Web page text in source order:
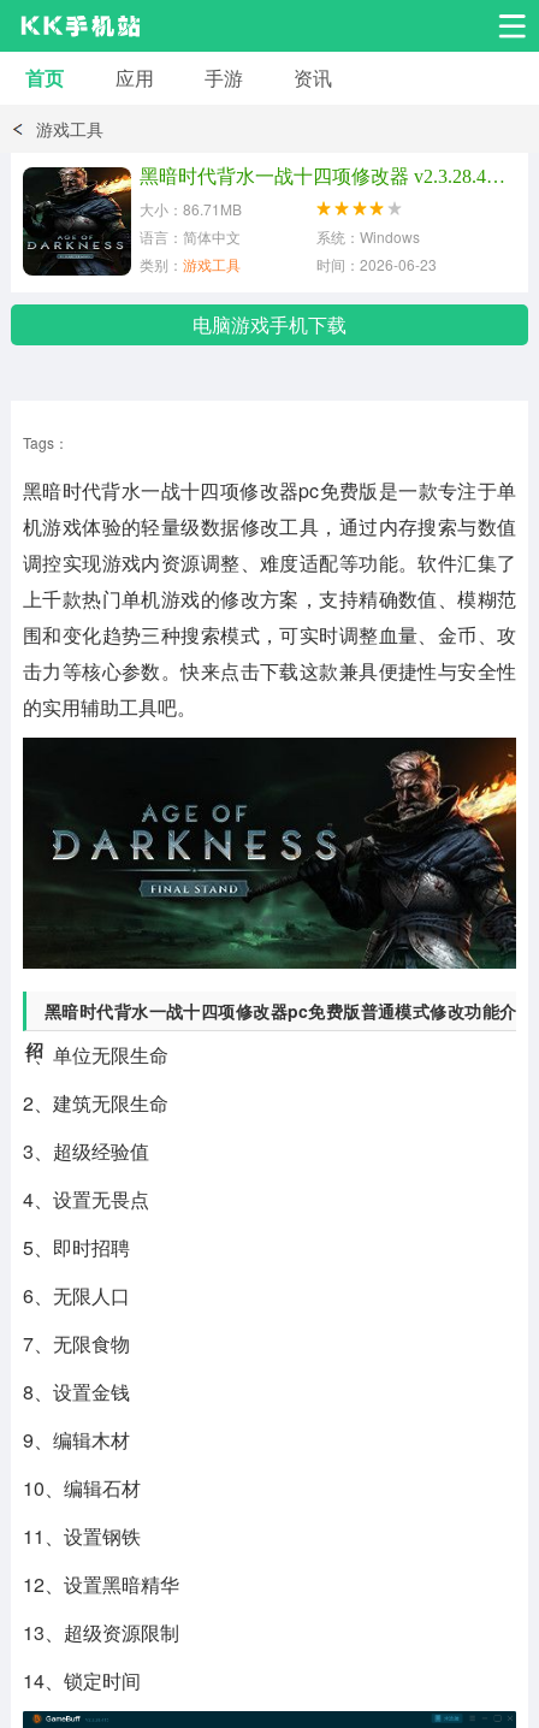
安卓应用
小说漫画
安卓其它
首页 应用 手游 资讯
游戏工具
黑暗时代背水一战十四项修改器 v2.3.28.4最新版
大小：86.71MB
语言：简体中文
系统：Windows
类别： 游戏工具 时间：2026-06-23
电脑游戏手机下载
Tags：
黑暗时代背水一战十四项修改器pc免费版是一款专注于单
机游戏体验的轻量级数据修改工具，通过内存搜索与数值
调控实现游戏内资源调整、难度适配等功能。软件汇集了
上千款热门单机游戏的修改方案，支持精确数值、模糊范
围和变化趋势三种搜索模式，可实时调整血量、金币、攻
击力等核心参数。快来点击下载这款兼具便捷性与安全性
的实用辅助工具吧。
黑暗时代背水一战十四项修改器pc免费版普通模式修改功能介
绍
1、单位无限生命
2、建筑无限生命
3、超级经验值
4、设置无畏点
5、即时招聘
6、无限人口
7、无限食物
8、设置金钱
9、编辑木材
10、编辑石材
11、设置钢铁
12、设置黑暗精华
13、超级资源限制
14、锁定时间